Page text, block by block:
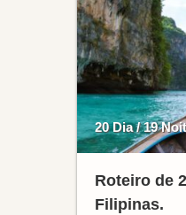
20 Dia / 19
Roteiro de
Filipinas.